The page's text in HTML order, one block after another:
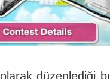
düzenlediği